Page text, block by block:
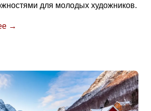
для молодых художников.
→